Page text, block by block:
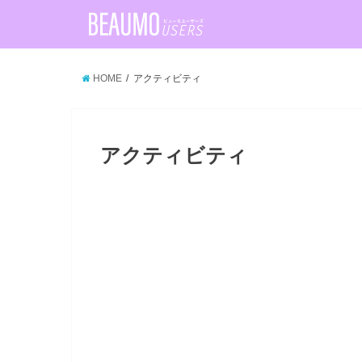
HOME アクティビティ
アクティビティ